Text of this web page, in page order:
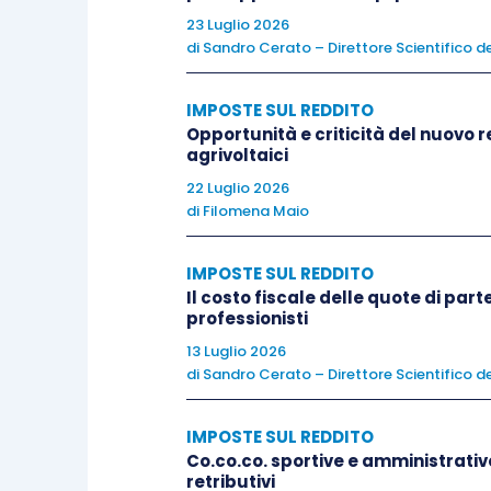
società l’importo corrispondente
valore normaledel bene stesso,
emittente alla data individuata dalla
Utili qualificati da soggetti residenti
A seguito delle modifiche recate dal
qualificate percepiti da soggetti
concorrono alla formazione del
al40% del loro ammontare
all’esercizio in corso al 31
al49,72% del loro ammontare,
decorrere dall’esercizio
fino all’esercizio in corso al 31
23 Luglio 2026
di Sandro Cerato – Direttore Scientifico
IMPOSTE SUL REDDITO
Opportunità e criticità del nuovo
agrivoltaici
22 Luglio 2026
di Filomena Maio
IMPOSTE SUL REDDITO
Il costo fiscale delle quote di
professionisti
13 Luglio 2026
di Sandro Cerato – Direttore Scientifico
IMPOSTE SUL REDDITO
Co.co.co. sportive e
retributivi